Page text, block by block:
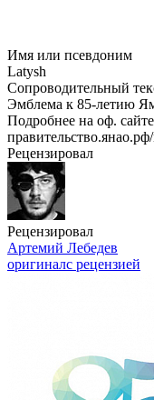
Имя или псевдоним
Latysh
Сопроводительный
Эмблема к 85-летию
Подробнее на оф.
Рецензировал
Рецензировал
Артемий Лебедев
оригиналс рецензией